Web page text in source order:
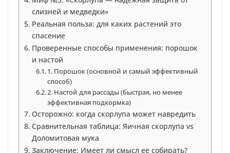
слизней и медведки»
Реальная польза: для каких растений это
спасение
Проверенные способы применения: порошок
и настой
1. Порошок (основной и самый эффективный
способ)
2. Настой для рассады (быстрая, но менее
эффективная подкормка)
Осторожно: когда скорлупа может навредить
Сравнительная таблица: Яичная скорлупа vs
Доломитовая мука
Заключение: Имеет ли смысл ее собирать?